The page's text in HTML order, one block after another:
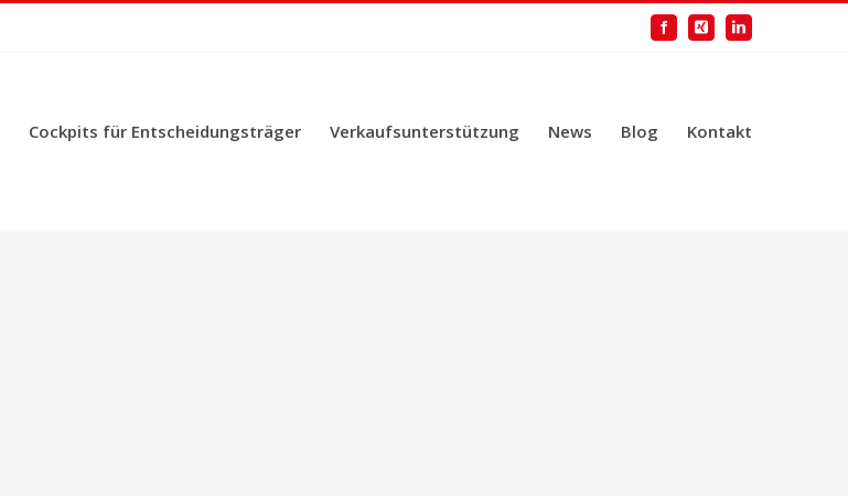
FacebookXing LinkedIn
Cockpits für Entscheidungsträger Verkaufsunterstützung News Blog Kontakt